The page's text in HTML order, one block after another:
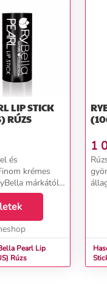
LIP STICK
(105 - TAURUS) RÚZS
és
krémes
márkától
ajkak érzetét
érzéki és ...
Pearl Lip
Stick (105 - TAURUS) Rúzs
1